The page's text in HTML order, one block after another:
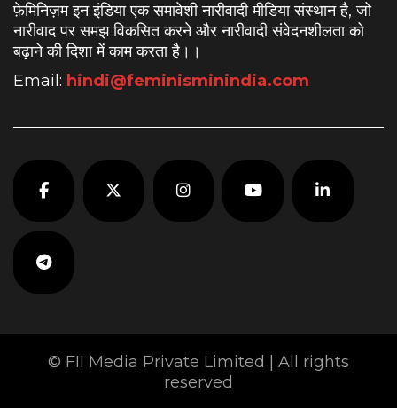
फ़ेमिनिज़म इन इंडिया एक समावेशी नारीवादी मीडिया संस्थान है, जो
नारीवाद पर समझ विकसित करने और नारीवादी संवेदनशीलता को
बढ़ाने की दिशा में काम करता है। ।
Email: hindi@feminisminindia.com
© FII Media Private Limited | All rights
reserved